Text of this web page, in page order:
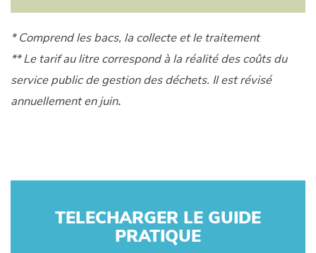
* Comprend les bacs, la collecte et le traitement
** Le tarif au litre correspond à la réalité des coûts du
service public de gestion des déchets. Il est révisé
annuellement en juin.
TELECHARGER LE GUIDE
PRATIQUE